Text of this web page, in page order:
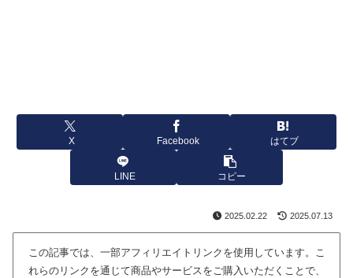
X Facebook はてブ
LINE コピー
2025.02.22 2025.07.13
この記事では、一部アフィリエイトリンクを使用しています。こ
れらのリンクを通じて商品やサービスをご購入いただくことで、